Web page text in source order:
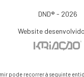
DND® - 2026
Website
pode recorrer à seguinte